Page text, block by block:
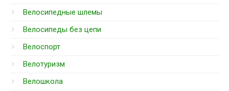
Велосипедные шлемы
Велосипеды без цепи
Велоспорт
Велотуризм
Велошкола